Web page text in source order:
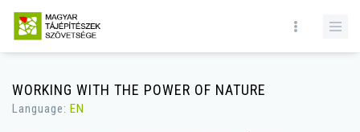
WORKING WITH THE POWER OF NATURE
Language: EN